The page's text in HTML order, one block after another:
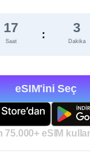
17
Saat
: 3
Dakika
eSIM'ini Seç
eSIM